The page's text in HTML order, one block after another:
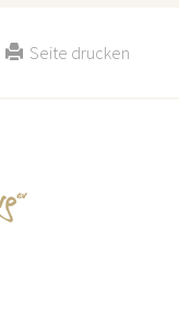
Seite drucken